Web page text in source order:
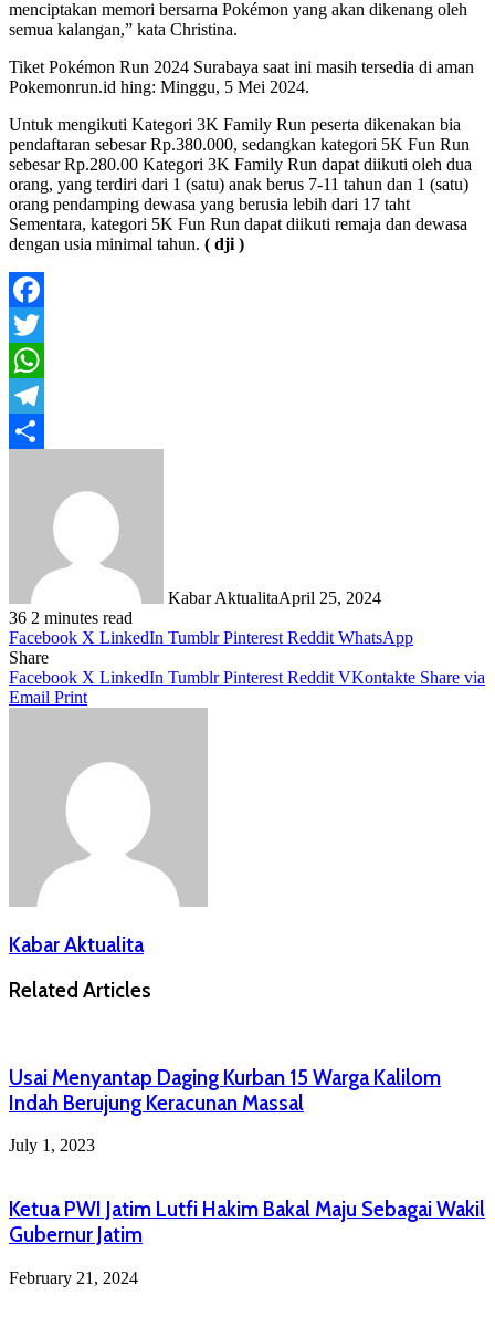
menciptakan memori bersarna Pokémon yang akan dikenang oleh
semua kalangan,” kata Christina.
Tiket Pokémon Run 2024 Surabaya saat ini masih tersedia di aman
Pokemonrun.id hing: Minggu, 5 Mei 2024.
Untuk mengikuti Kategori 3K Family Run peserta dikenakan bia
pendaftaran sebesar Rp.380.000, sedangkan kategori 5K Fun Run
sebesar Rp.280.00 Kategori 3K Family Run dapat diikuti oleh dua
orang, yang terdiri dari 1 (satu) anak berus 7-11 tahun dan 1 (satu)
orang pendamping dewasa yang berusia lebih dari 17 taht
Sementara, kategori 5K Fun Run dapat diikuti remaja dan dewasa
dengan usia minimal tahun. ( dji )
Facebook
Twitter
WhatsApp
Telegram
Kabar AktualitaApril 25, 2024
36 2 minutes read
Facebook X LinkedIn Tumblr Pinterest Reddit WhatsApp
Share
Facebook X LinkedIn Tumblr Pinterest Reddit VKontakte Share via
Email Print
Kabar Aktualita
Related Articles
Usai Menyantap Daging Kurban 15 Warga Kalilom
Indah Berujung Keracunan Massal
July 1, 2023
Ketua PWI Jatim Lutfi Hakim Bakal Maju Sebagai Wakil
Gubernur Jatim
February 21, 2024